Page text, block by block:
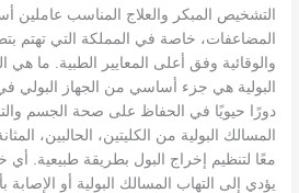
التشخيص المبكر والعلاج المناسب عاملين
المضاعفات، خاصة في المملكة التي تهتم
والوقائية وفق أعلى المعايير الطبية. ما هي
البولية هي جزء أساسي من الجهاز البولي
دورًا حيويًا في الحفاظ على صحة الجسم
المسالك البولية من الكليتين، الحالبين،
معًا لتنظيم إخراج البول بطريقة طبيعية.
يؤدي إلى التهاب المسالك البولية أو